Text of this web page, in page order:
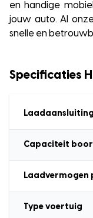
en handige
jouw auto. Al
snelle en
Specificaties
Laadaansluiting
Capaciteit
Laadvermogen
Type voertuig